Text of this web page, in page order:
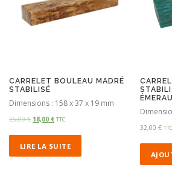
CARRELET BOULEAU MADRÉ
STABILISÉ
Dimensions : 158 x 37 x 19 mm
25,00€ 18,00 € TTC
LIRE LA SUITE
32,00€ TTC